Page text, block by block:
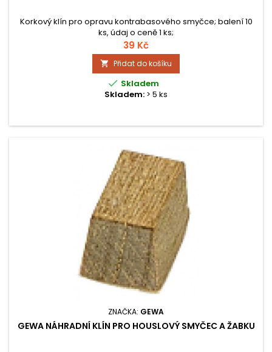
Korkový klín pro opravu kontrabasového smyčce; balení 10
ks, údaj o ceně 1 ks;
39 Kč
 Přidat do košíku
 Skladem
Skladem: > 5 ks
ZNAČKA: GEWA
GEWA NÁHRADNÍ KLÍN PRO HOUSLOVÝ SMYČEC A ŽABKU